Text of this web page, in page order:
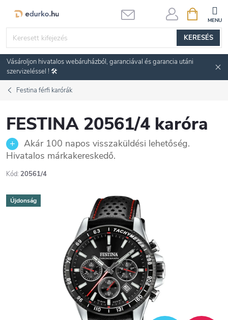
KERESÉS
KOSÁR
Vásároljon hivatalos webáruházból, garanciával és garancia utáni
szervizeléssel ! 🛠️
Festina férfi karórák
FESTINA 20561/4 karóra
Akár 100 napos visszaküldési lehetőség.
Hivatalos márkakereskedő.
Kód: 20561/4
Újdonság